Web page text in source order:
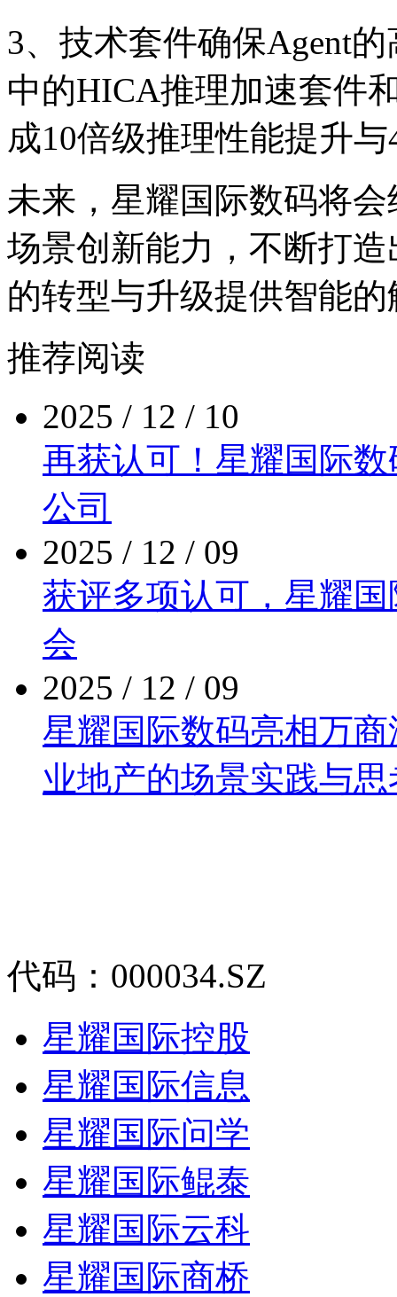
3、技术套件确保
中的HICA推理加速套件和
成10倍级推理性能提升
未来，星耀国际数码
场景创新能力，不断打
的转型与升级提供智能
推荐阅读
2025 / 12 / 10
再获认可！星耀国
公司
2025 / 12 / 09
获评多项认可，星
会
2025 / 12 / 09
星耀国际数码亮相万商
业地产的场景实践与思
代码：000034.SZ
星耀国际控股
星耀国际信息
星耀国际问学
星耀国际鲲泰
星耀国际云科
星耀国际商桥